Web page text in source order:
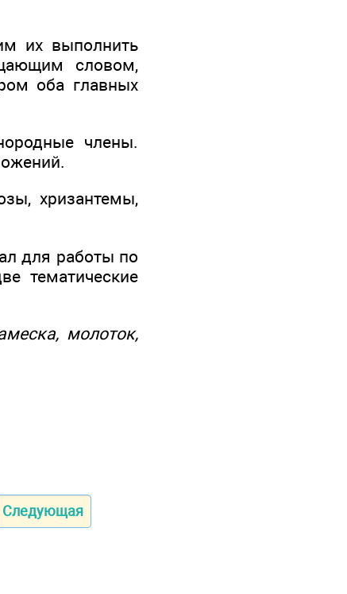
их выполнить
словом,
оба главных
члены.
хризантемы,
для работы по
тематические
молоток,
Следующая